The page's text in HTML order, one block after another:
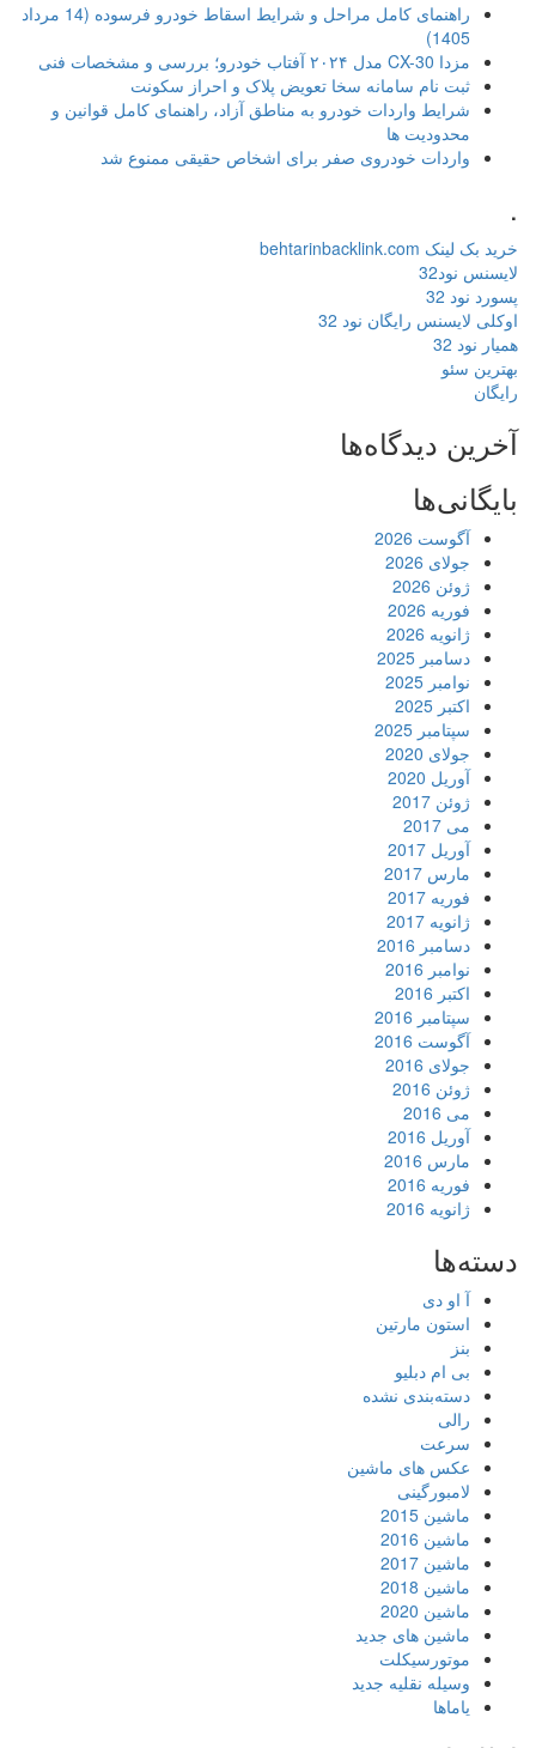
راهنمای کامل مراحل و شرایط اسقاط خودرو فرسوده (14 مرداد
1405)
مزدا CX-30 مدل ۲۰۲۴ آفتاب خودرو؛ بررسی و مشخصات فنی
ثبت نام سامانه سخا تعویض پلاک و احراز سکونت
شرایط واردات خودرو به مناطق آزاد، راهنمای کامل قوانین و
محدودیت ها
واردات خودروی صفر برای اشخاص حقیقی ممنوع شد
خرید بک لینک behtarinbacklink.com
لایسنس نود32
پسورد نود 32
اوکلی لایسنس رایگان نود 32
همیار نود 32
بهترین سئو
رایگان
آخرین دیدگاه‌ها
بایگانی‌ها
آگوست 2026
جولای 2026
ژوئن 2026
فوریه 2026
ژانویه 2026
دسامبر 2025
نوامبر 2025
اکتبر 2025
سپتامبر 2025
جولای 2020
آوریل 2020
ژوئن 2017
می 2017
آوریل 2017
مارس 2017
فوریه 2017
ژانویه 2017
دسامبر 2016
نوامبر 2016
اکتبر 2016
سپتامبر 2016
آگوست 2016
جولای 2016
ژوئن 2016
می 2016
آوریل 2016
مارس 2016
فوریه 2016
ژانویه 2016
دسته‌ها
آ او دی
استون مارتین
بنز
بی ام دبلیو
دسته‌بندی نشده
رالی
سرعت
عکس های ماشین
لامبورگینی
ماشین 2015
ماشین 2016
ماشین 2017
ماشین 2018
ماشین 2020
ماشین های جدید
موتورسیکلت
وسیله نقلیه جدید
یاماها